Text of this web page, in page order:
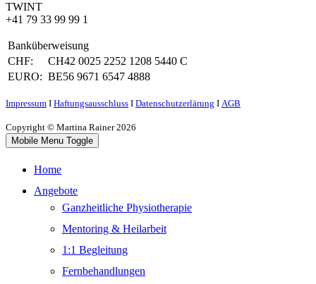
TWINT
+41 79 33 99 99 1
Banküberweisung
CHF:
CH42 0025 2252 1208 5440 C
EURO: BE56 9671 6547 4888
Impressum Ι Haftungsausschluss Ι Datenschutzerlärung Ι AGB
Copyright © Martina Rainer 2026
Mobile Menu Toggle
Home
Angebote
Ganzheitliche Physiotherapie
Mentoring & Heilarbeit
1:1 Begleitung
Fernbehandlungen